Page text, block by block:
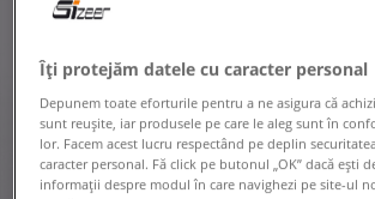
Îți protejăm datele cu caracter personal
Depunem toate eforturile pentru a ne asigura că
sunt reușite, iar produsele pe care le aleg sunt în
lor. Facem acest lucru respectând pe deplin
caracter personal. Fă click pe butonul „OK” dacă ești
informații despre modul în care navighezi pe site-ul